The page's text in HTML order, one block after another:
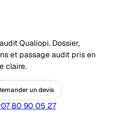
Qualiopi. Dossier,
et passage audit pris en
claire.
un devis
07 80 90 05 27